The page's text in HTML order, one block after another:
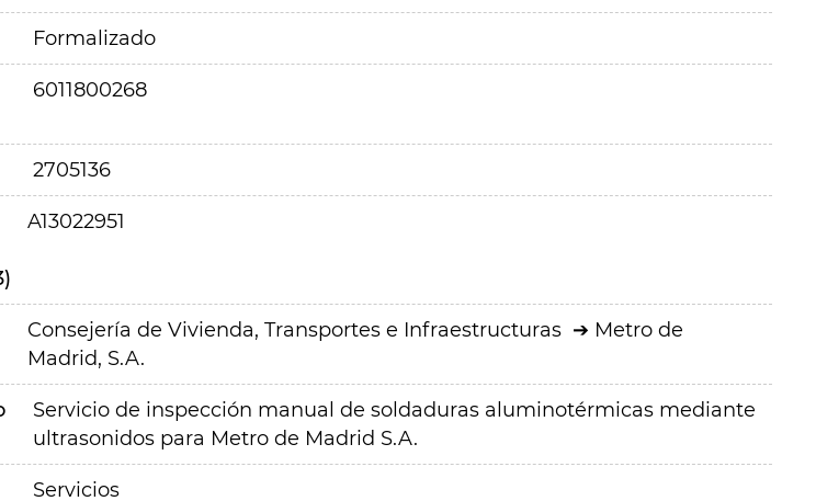
Formalizado
6011800268
2705136
A13022951
Consejería de Vivienda, Transportes e Infraestructuras
Metro de
Madrid, S.A.
Servicio de inspección manual de soldaduras aluminotérmicas mediante
ultrasonidos para Metro de Madrid S.A.
Servicios